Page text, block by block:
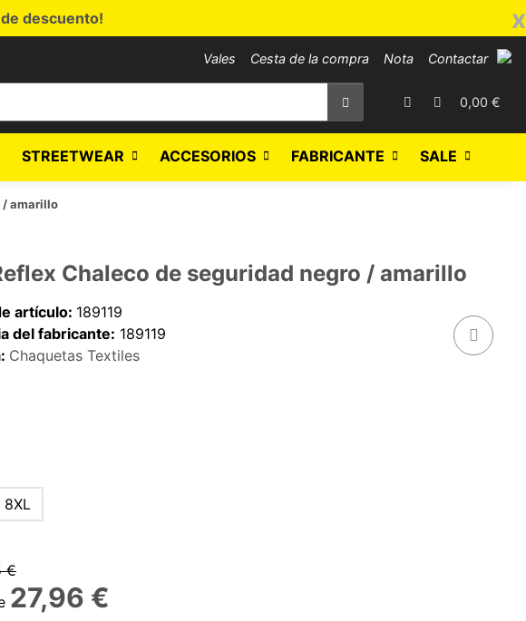
x
descuento!
Vales Cesta de la compra Nota Contactar
0,00 €
STREETWEAR ACCESORIOS FABRICANTE SALE
/ amarillo
Chaleco de seguridad negro / amarillo
artículo: 189119
del fabricante: 189119
Chaquetas Textiles
8XL
€
27,96 €